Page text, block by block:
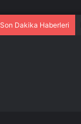
Son Dakika Haberleri